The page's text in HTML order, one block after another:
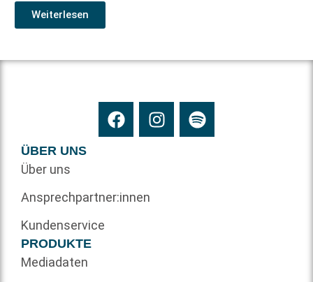
Weiterlesen
ÜBER UNS
Über uns
Ansprechpartner:innen
Kundenservice
PRODUKTE
Mediadaten